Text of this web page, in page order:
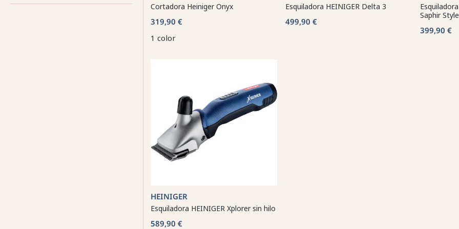
Cortadora Heiniger Onyx
319,90 €
1 color
Esquiladora HEINIGER Delta 3
499,90 €
Saphir
399,90 €
HEINIGER
Esquiladora HEINIGER Xplorer sin hilo
589,90 €